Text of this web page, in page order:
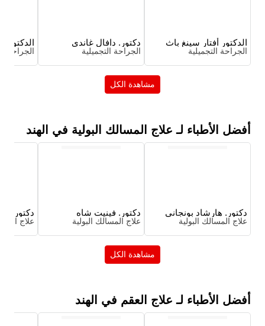
الدكتور أفتار سينغ باث
الجراحة التجميلية
دكتور. دافال غاندي
الجراحة التجميلية
الدكتور
الجراحة
مشاهدة الكل
أفضل الأطباء لـ علاج المسالك البولية في الهند
دكتور. هارشاد بونجاني
علاج المسالك البولية
دكتور. فينيت شاه
علاج المسالك البولية
دكتور.
علاج
مشاهدة الكل
أفضل الأطباء لـ علاج العقم في الهند